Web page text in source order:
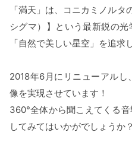
「満天」は、コニカミノル
シグマ）】という最新鋭の光
「自然で美しい星空」を追求
2018年6月にリニューアル
像を実現させています！
360°全体から聞こえてくる
してみてはいかがでしょうか？